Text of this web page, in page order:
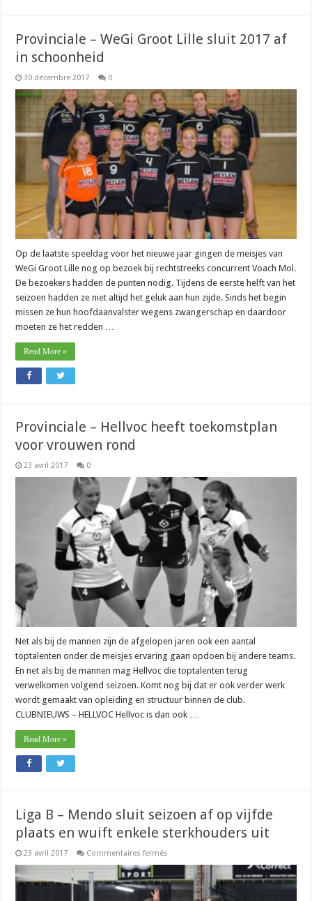
Provinciale – WeGi Groot Lille sluit 2017 af
in schoonheid
30 décembre 2017 0
Op de laatste speeldag voor het nieuwe jaar gingen de meisjes van
WeGi Groot Lille nog op bezoek bij rechtstreeks concurrent Voach Mol.
De bezoekers hadden de punten nodig. Tijdens de eerste helft van het
seizoen hadden ze niet altijd het geluk aan hun zijde. Sinds het begin
missen ze hun hoofdaanvalster wegens zwangerschap en daardoor
moeten ze het redden …
Read More »
Provinciale – Hellvoc heeft toekomstplan
voor vrouwen rond
23 avril 2017 0
Net als bij de mannen zijn de afgelopen jaren ook een aantal
toptalenten onder de meisjes ervaring gaan opdoen bij andere teams.
En net als bij de mannen mag Hellvoc die toptalenten terug
verwelkomen volgend seizoen. Komt nog bij dat er ook verder werk
wordt gemaakt van opleiding en structuur binnen de club.
CLUBNIEUWS – HELLVOC Hellvoc is dan ook …
Read More »
Liga B – Mendo sluit seizoen af op vijfde
plaats en wuift enkele sterkhouders uit
23 avril 2017 Commentaires fermés
–
Mendo